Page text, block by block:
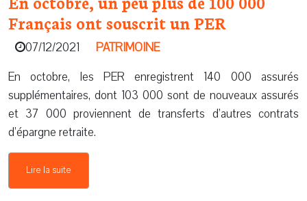
Français ont souscrit un PER
07/12/2021
PATRIMOINE
En octobre, les PER enregistrent 140 000 assurés
supplémentaires, dont 103 000 sont de nouveaux assurés
et 37 000 proviennent de transferts d’autres contrats
d’épargne retraite.
Lire la suite